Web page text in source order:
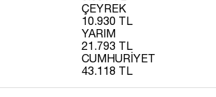
ÇEYREK
10.930 TL
YARIM
21.793 TL
CUMHURİYET
43.118 TL